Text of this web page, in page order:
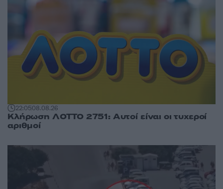
22:0508.08.26
Κλήρωση ΛΟΤΤΟ 2751: Αυτοί είναι οι τυχεροί
αριθμοί